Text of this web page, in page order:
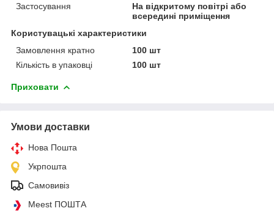
Застосування
На відкритому повітрі або
всередині приміщення
Користувацькі характеристики
Замовлення кратно
100 шт
Кількість в упаковці
100 шт
Приховати
Умови доставки
Нова Пошта
Укрпошта
Самовивіз
Meest ПОШТА